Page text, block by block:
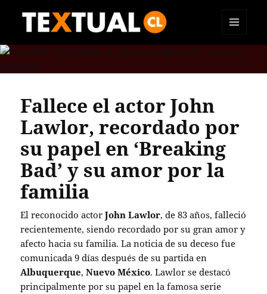
TEXTUAL
Y
WIDGETS
Fallece el actor John
Lawlor, recordado por
su papel en ‘Breaking
Bad’ y su amor por la
familia
El reconocido actorJohn Lawlor, de 83 años, falleció
recientemente, siendo recordado por su gran amor y
afecto hacia su familia. La noticia de su deceso fue
comunicada 9 días después de su partida en
Albuquerque,Nuevo México. Lawlor se destacó
principalmente por su papel en la famosa serie